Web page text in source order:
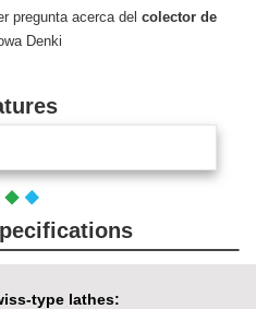
pregunta acerca del colector de
Denki
type lathes: